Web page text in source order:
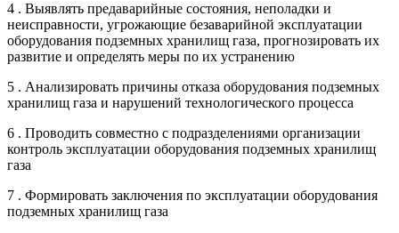
4 . Выявлять предаварийные состояния, неполадки и
неисправности, угрожающие безаварийной эксплуатации
оборудования подземных хранилищ газа, прогнозировать их
развитие и определять меры по их устранению
5 . Анализировать причины отказа оборудования подземных
хранилищ газа и нарушений технологического процесса
6 . Проводить совместно с подразделениями организации
контроль эксплуатации оборудования подземных хранилищ
газа
7 . Формировать заключения по эксплуатации оборудования
подземных хранилищ газа